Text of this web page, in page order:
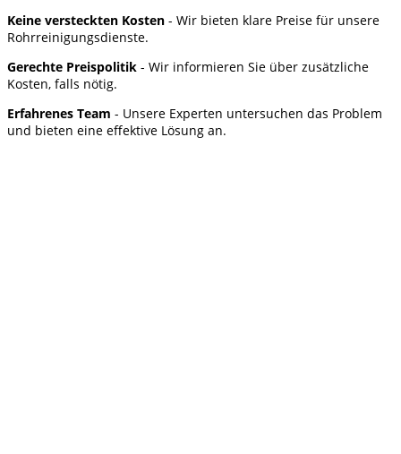
Keine versteckten Kosten - Wir bieten klare Preise für unsere
Rohrreinigungsdienste.
Gerechte Preispolitik - Wir informieren Sie über zusätzliche
Kosten, falls nötig.
Erfahrenes Team - Unsere Experten untersuchen das Problem
und bieten eine effektive Lösung an.